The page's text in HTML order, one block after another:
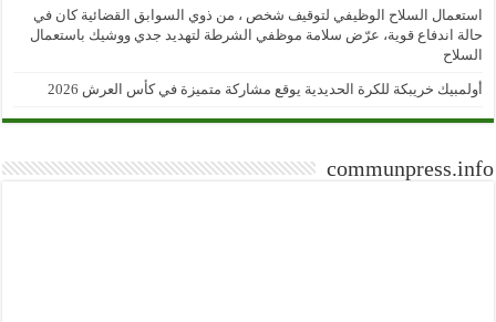
استعمال السلاح الوظيفي لتوقيف شخص ، من ذوي السوابق القضائية كان في
حالة اندفاع قوية، عرّض سلامة موظفي الشرطة لتهديد جدي ووشيك باستعمال
السلاح
أولمبيك خريبكة للكرة الحديدية يوقع مشاركة متميزة في كأس العرش 2026
communpress.info